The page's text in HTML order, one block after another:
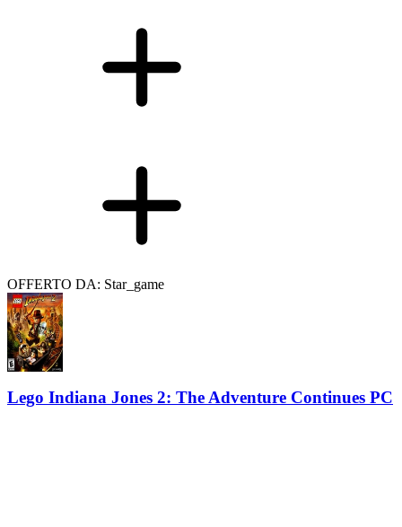
OFFERTO DA: Star_game
Lego Indiana Jones 2: The Adventure Continues PC